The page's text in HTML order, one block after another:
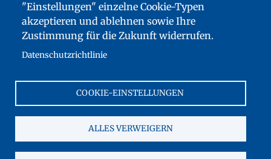
FUSSZEILENMENÜ
SITEMAP
BARRIEREFREIHEIT: NICHT KONFORM
DOWNLOADS
"Einstellungen" einzelne Cookie-Typen
akzeptieren und ablehnen sowie Ihre
Zustimmung für die Zukunft widerrufen.
Datenschutzrichtlinie
COOKIE-EINSTELLUNGEN
ALLES VERWEIGERN